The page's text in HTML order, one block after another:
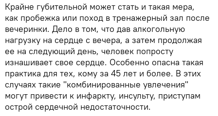
Крайне губительной может стать и такая мера,
как пробежка или поход в тренажерный зал после
вечеринки. Дело в том, что дав алкогольную
нагрузку на сердце с вечера, а затем продолжая
ее на следующий день, человек попросту
изнашивает свое сердце. Особенно опасна такая
практика для тех, кому за 45 лет и более. В этих
случаях такие "комбинированные увлечения"
могут привести к инфаркту, инсульту, приступам
острой сердечной недостаточности.